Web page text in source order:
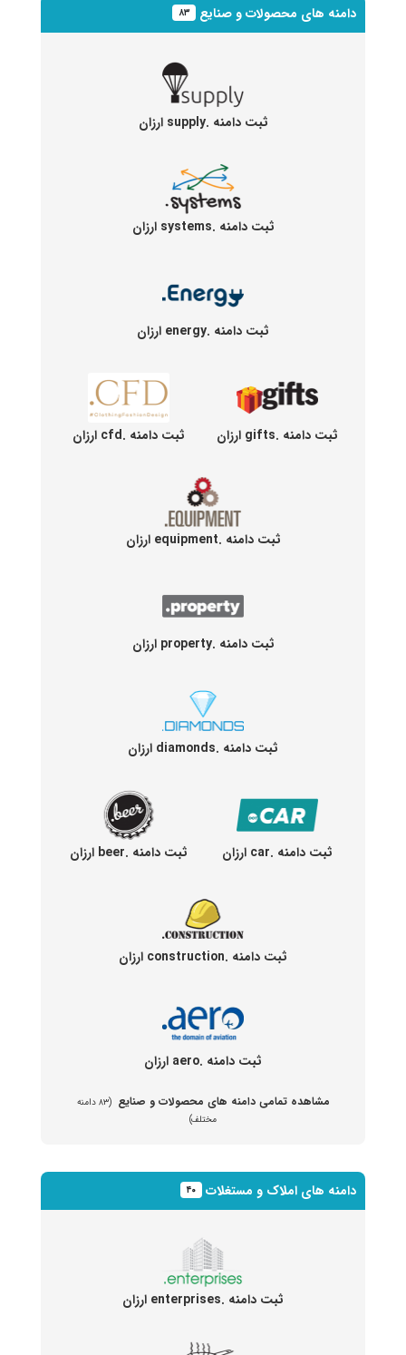
دامنه های محصولات و صنایع ۸۳
ثبت دامنه .supply ارزان
ثبت دامنه .systems ارزان
ثبت دامنه .energy ارزان
ثبت دامنه .gifts ارزان ثبت دامنه .cfd ارزان
ثبت دامنه .equipment ارزان
ثبت دامنه .property ارزان
ثبت دامنه .diamonds ارزان
ثبت دامنه .car ارزان ثبت دامنه .beer ارزان
ثبت دامنه .construction ارزان
ثبت دامنه .aero ارزان
مشاهده تمامی دامنه های محصولات و صنایع
(۸۳ دامنه
مختلف)
دامنه های املاک و مستغلات ۴۰
ثبت دامنه .enterprises ارزان